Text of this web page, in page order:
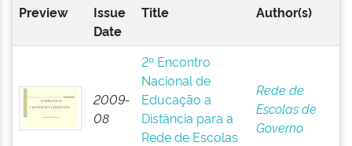
Preview
Issue
Date
Title Author(s)
2009-
08
2º Encontro
Nacional de
Educação a
Distância para a
Rede de Escolas
Rede de
Escolas de
Governo